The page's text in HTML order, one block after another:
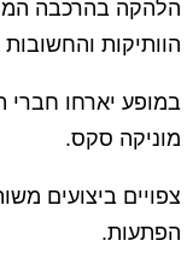
הוותיקות
במופע יארחו חברי
מוניקה סקס.
צפויים ביצועים
הפתעות.